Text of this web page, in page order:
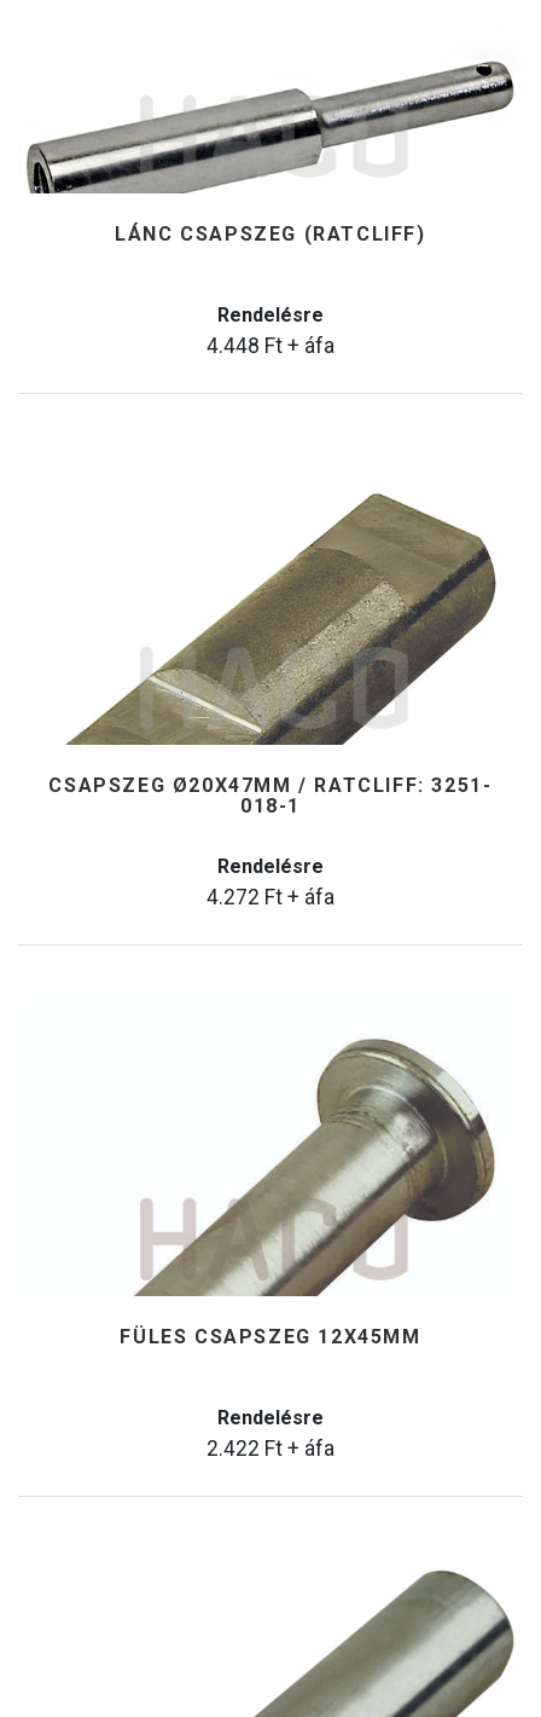
LÁNC CSAPSZEG (RATCLIFF)
Rendelésre
4.448 Ft + áfa
CSAPSZEG Ø20X47MM / RATCLIFF: 3251-
018-1
Rendelésre
4.272 Ft + áfa
FÜLES CSAPSZEG 12X45MM
Rendelésre
2.422 Ft + áfa